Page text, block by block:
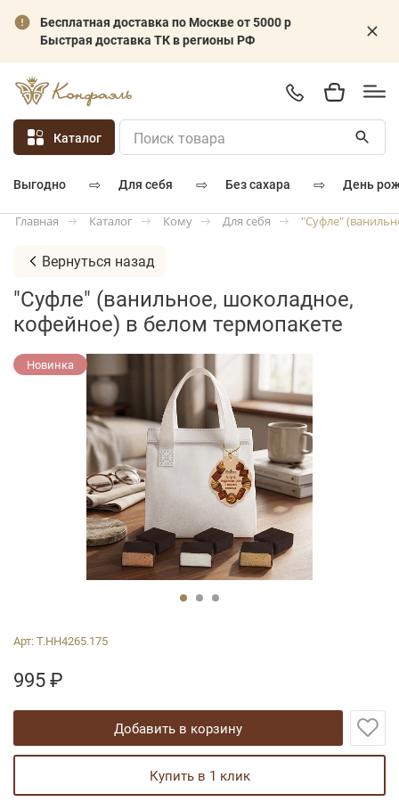
Бесплатная доставка по Москве от 5000 р
Быстрая доставка ТК в регионы РФ
Каталог
выгодно ⇨ для себя ⇨ без сахара ⇨ день
Главная Каталог Кому Для себя "Суфле"
Вернуться назад
"Суфле" (ванильное, шоколадное,
кофейное) в белом термопакете
Новинка
Арт:Т.НН4265.175
995₽
добавить в корзину
купить в 1 клик